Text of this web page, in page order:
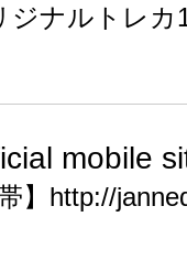
ジナルトレ
mobile
】http://